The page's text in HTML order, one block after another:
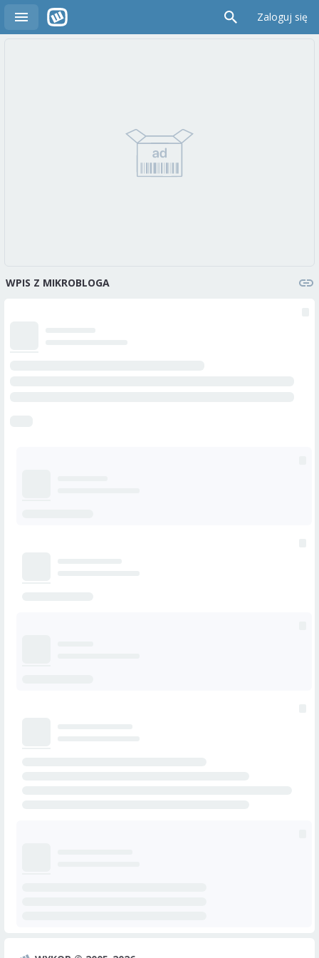
Zaloguj się
WPIS Z MIKROBLOGA